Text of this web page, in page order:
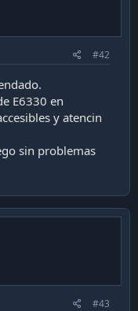
#42
E6330 en
y atencin
sin problemas
#43